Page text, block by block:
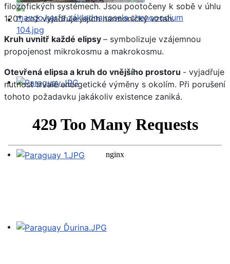
filozofických systémech. Jsou pootočeny k sobě v úhlu
120°, což vyjadřuje jejich harmonický vztah.
Kruh uvnitř každé elipsy – symbolizuje vzájemnou
propojenost mikrokosmu a makrokosmu.
Otevřená elipsa a kruh do vnějšího prostoru - vyjadřuje
nutnost trvalé energetické výměny s okolím. Při porušení
tohoto požadavku jakákoliv existence zaniká.